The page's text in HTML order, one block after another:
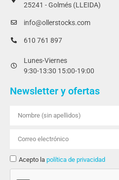
25241 - Golmés (LLEIDA)
info@ollerstocks.com
610 761 897
Lunes-Viernes
9:30-13:30 15:00-19:00
Newsletter y ofertas
Acepto la política de privacidad